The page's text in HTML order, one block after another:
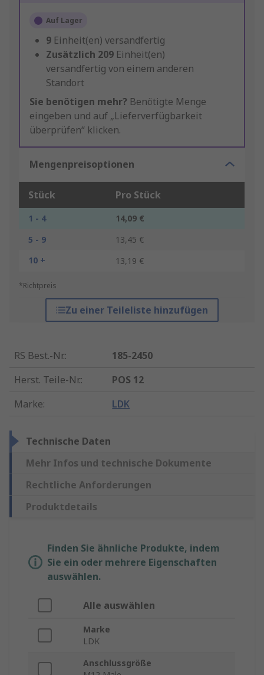
Auf Lager
9 Einheit(en) versandfertig
Zusätzlich 209 Einheit(en)
versandfertig von einem anderen
Standort
Sie benötigen mehr? Benötigte Menge
eingeben und auf „Lieferverfügbarkeit
überprüfen“ klicken.
Mengenpreisoptionen
Stück Pro Stück
1 - 4
14,09 €
5 - 9
13,45 €
10 +
13,19 €
*Richtpreis
Zu einer Teileliste hinzufügen
RS Best.-Nr.:
185-2450
Herst. Teile-Nr.:
POS 12
Marke: LDK
Technische Daten
Mehr Infos und technische Dokumente
Rechtliche Anforderungen
Produktdetails
Finden Sie ähnliche Produkte, indem
Sie ein oder mehrere Eigenschaften
auswählen.
Alle auswählen
Marke
LDK
Anschlussgröße